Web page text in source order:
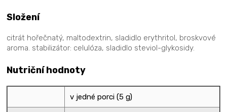
Složení
citrát hořečnatý, maltodextrin, sladidlo erythritol, broskvové
aroma. stabilizátor: celulóza, sladidlo steviol-glykosidy.
Nutriční hodnoty
v jedné porci (5 g)